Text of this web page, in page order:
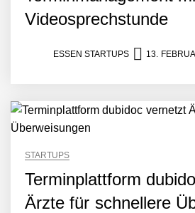
Videosprechstunde
ESSEN STARTUPS 13.
STARTUPS
Terminplattform
Ärzte für schnellere